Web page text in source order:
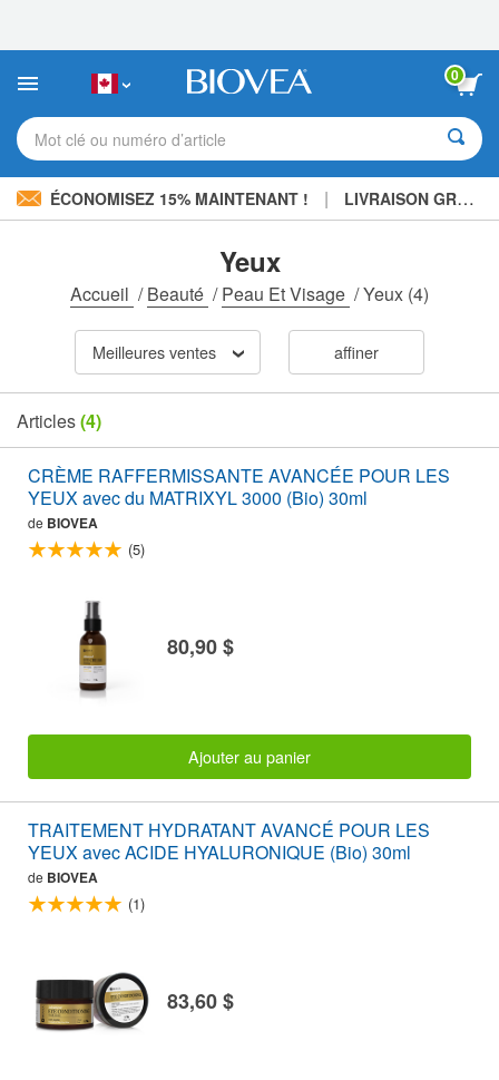
:
site
comprend
un
d'accessibilité.
0
Mot clé ou numéro d’article
ÉCONOMISEZ 15% MAINTENANT ! | LIVRAISON GRATUITE
Yeux
Accueil /Beauté /Peau Et Visage /Yeux (4)
Meilleures ventes affiner
Articles(4)
CRÈME RAFFERMISSANTE AVANCÉE POUR LES
YEUX avec du MATRIXYL 3000 (Bio) 30ml
de BIOVEA
(5)
80,90 $
Ajouter au panier
TRAITEMENT HYDRATANT AVANCÉ POUR LES
YEUX avec ACIDE HYALURONIQUE (Bio) 30ml
de BIOVEA
(1)
83,60 $